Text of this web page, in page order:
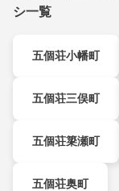
シ一覧
五個荘小幡町
五個荘三俣町
五個荘簗瀬町
五個荘奥町